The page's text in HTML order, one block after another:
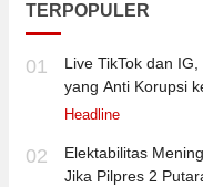
TERPOPULER
01
Live TikTok dan
yang Anti Korupsi
Headline
02
Elektabilitas
Jika Pilpres 2